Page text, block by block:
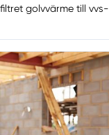
golvvärme till vvs-